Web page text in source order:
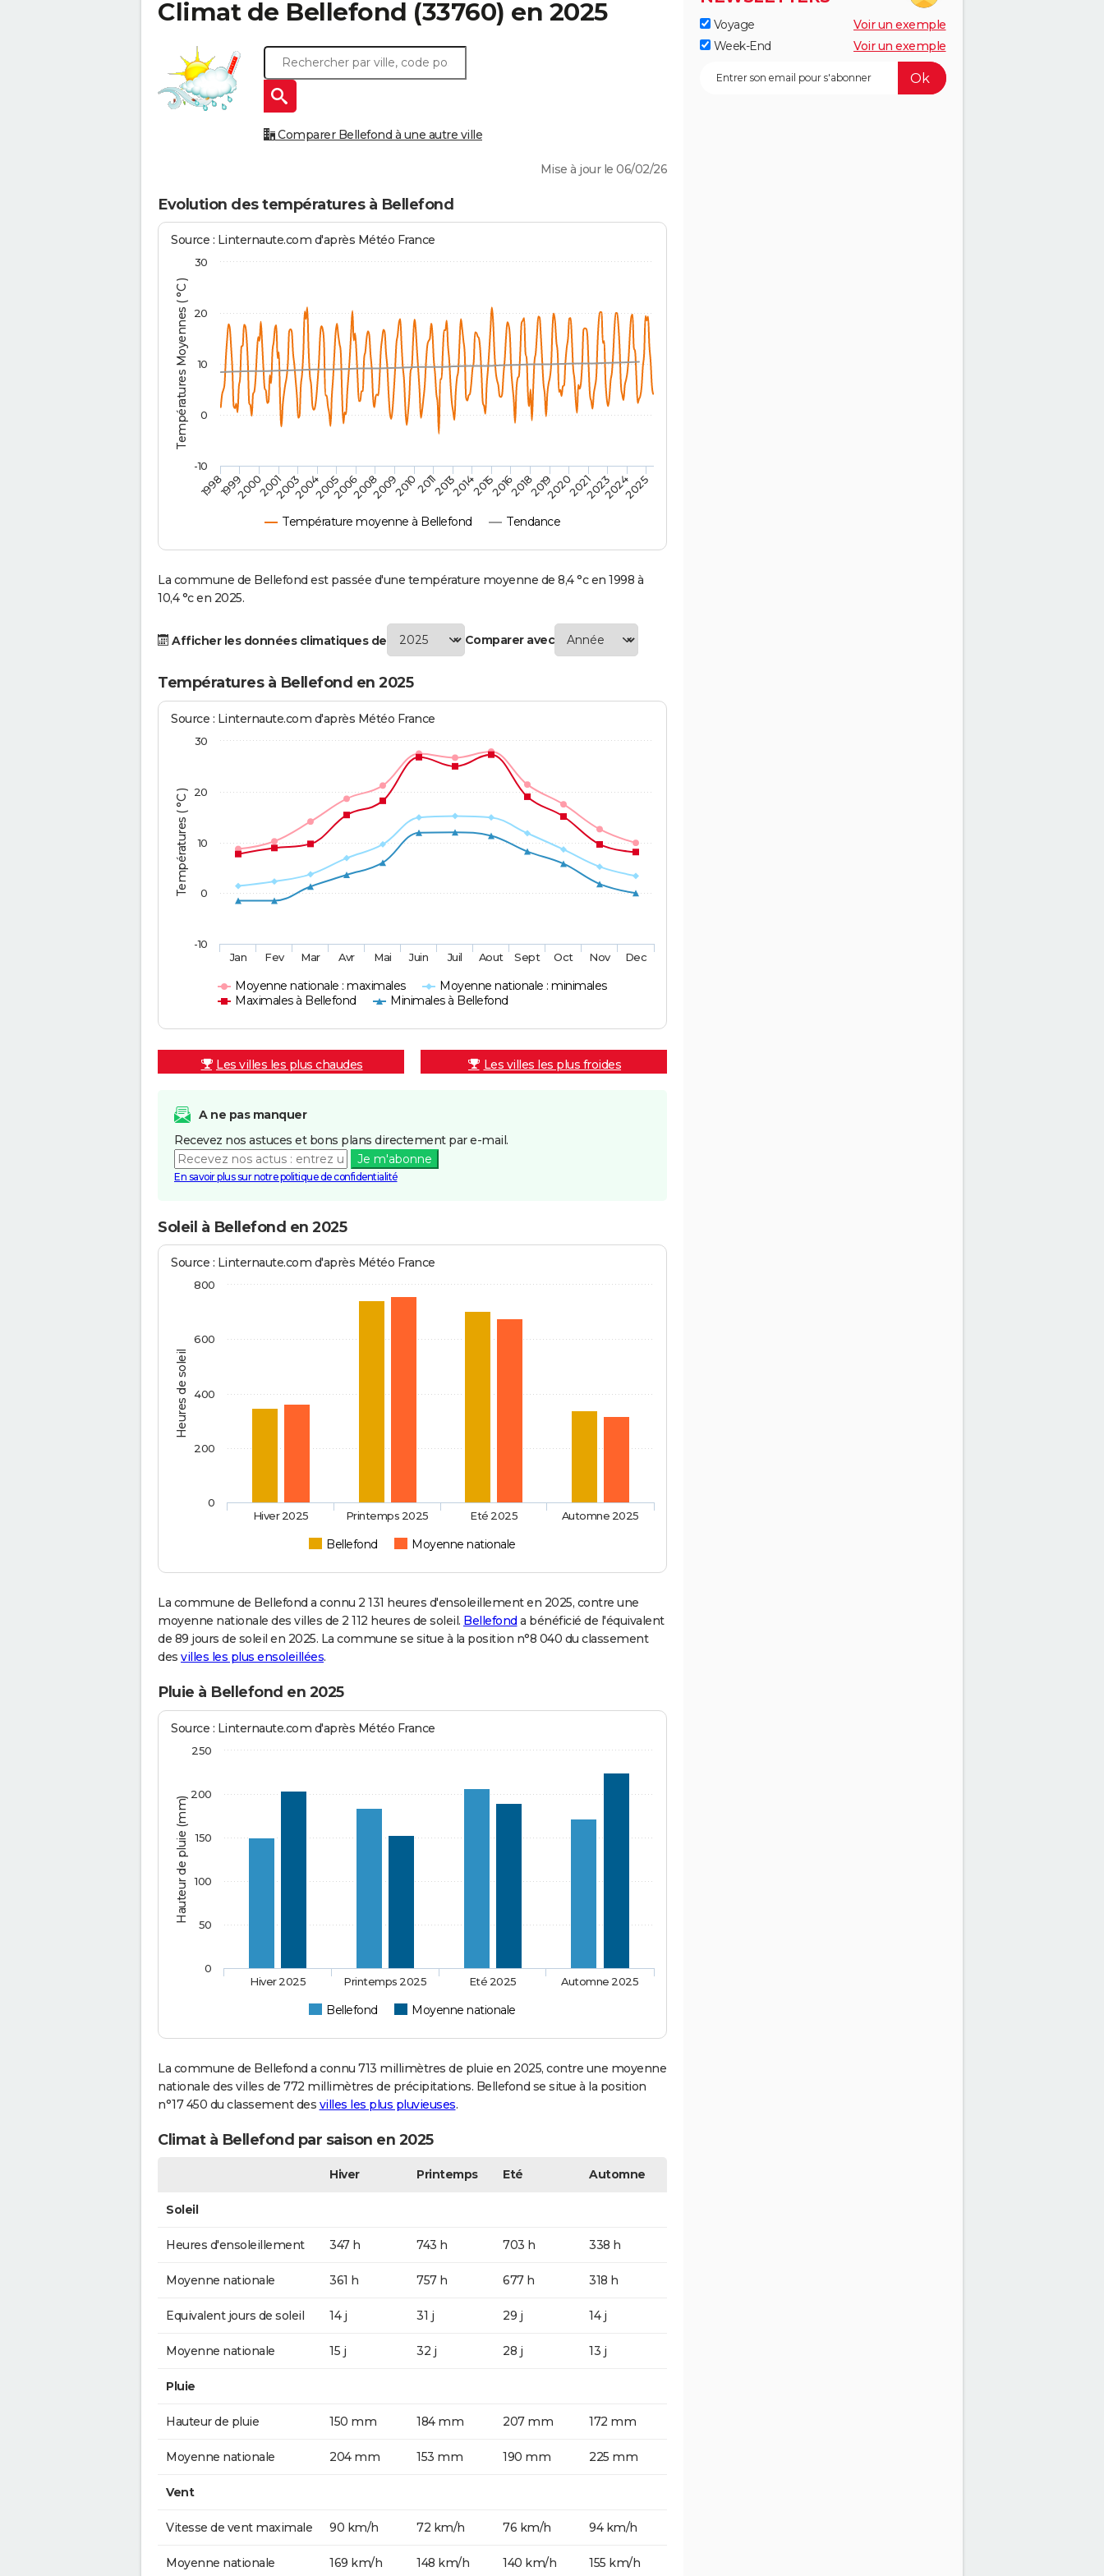
Climat de Bellefond (33760) en 2025
Comparer Bellefond à une autre ville
Mise à jour le 06/02/26
Evolution des températures à Bellefond
Températures Moyennes ( °C )
Source : Linternaute.com d'après Météo France
Température moyenne à Bellefond Tendance
1998 2014
199920002001200320042005200620082009201020112013 201520162018201920202021202320242025
0
10
20
-10
30
La commune de Bellefond est passée d'une température moyenne de 8,4 °c en 1998 à
10,4 °c en 2025.
Afficher les données climatiques de Comparer avec
Températures à Bellefond en 2025
Températures ( °C )
Source : Linternaute.com d'après Météo France
Moyenne nationale : maximales
Moyenne nationale : minimales
Maximales à Bellefond
Minimales à Bellefond
Jan Fev Mar Avr Mai Juin Juil Aout Sept Oct Nov Dec
-10
0
10
20
30
Les villes les plus chaudes Les villes les plus froides
A ne pas manquer
Recevez nos astuces et bons plans directement par e-mail.
Je m'abonne
En savoir plus sur notre politique de confidentialité
Soleil à Bellefond en 2025
Heures de soleil
Source : Linternaute.com d'après Météo France
Bellefond Moyenne nationale
Hiver 2025 Printemps 2025 Eté 2025 Automne 2025
0
200
400
600
800
La commune de Bellefond a connu 2 131 heures d'ensoleillement en 2025, contre une
moyenne nationale des villes de 2 112 heures de soleil. Bellefond a bénéficié de l'équivalent
de 89 jours de soleil en 2025. La commune se situe à la position n°8 040 du classement
des villes les plus ensoleillées.
Pluie à Bellefond en 2025
Hauteur de pluie (mm)
Source : Linternaute.com d'après Météo France
Bellefond Moyenne nationale
Hiver 2025 Printemps 2025 Eté 2025 Automne 2025
0
50
100
150
200
250
La commune de Bellefond a connu 713 millimètres de pluie en 2025, contre une moyenne
nationale des villes de 772 millimètres de précipitations. Bellefond se situe à la position
n°17 450 du classement des villes les plus pluvieuses.
Climat à Bellefond par saison en 2025
Hiver Printemps Eté Automne
Soleil
Heures d'ensoleillement 347 h 743 h 703 h 338 h
Moyenne nationale 361 h 757 h 677 h 318 h
Equivalent jours de soleil 14 j 31 j 29 j 14 j
Moyenne nationale 15 j 32 j 28 j 13 j
Pluie
Hauteur de pluie 150 mm 184 mm 207 mm 172 mm
Moyenne nationale 204 mm 153 mm 190 mm 225 mm
Vent
Vitesse de vent maximale 90 km/h 72 km/h 76 km/h 94 km/h
Moyenne nationale 169 km/h 148 km/h 140 km/h 155 km/h
Voyage
Voir un exemple
Week-End
Voir un exemple